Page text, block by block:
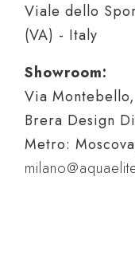
Viale dello
(VA) - Italy
Showroom:
Via
Brera Design
Metro: